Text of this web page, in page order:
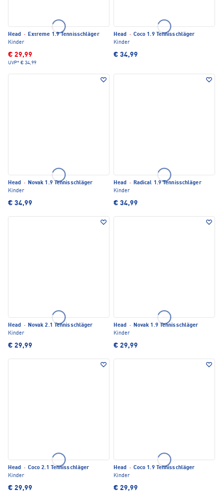
Head · Extreme 1.9 Tennisschläger
Kinder
€ 29,99
UVP* € 34,99
Head · Coco 1.9 Tennisschläger
Kinder
€ 34,99
Head · Novak 1.9 Tennisschläger
Kinder
€ 34,99
Head · Radical 1.9 Tennisschläger
Kinder
€ 34,99
Head · Novak 2.1 Tennisschläger
Kinder
€ 29,99
Head · Novak 1.9 Tennisschläger
Kinder
€ 29,99
Head · Coco 2.1 Tennisschläger
Kinder
€ 29,99
Head · Coco 1.9 Tennisschläger
Kinder
€ 29,99